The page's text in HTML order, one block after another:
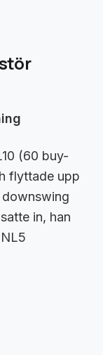
(60 buy-
flyttade upp
in, han